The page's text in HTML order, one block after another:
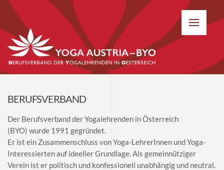
BERUFSVERBAND
Der Berufsverband der Yogalehrenden in Österreich
(BYO) wurde 1991 gegründet.
Er ist ein Zusammenschluss von Yoga-LehrerInnen und Yoga-
Interessierten auf ideeller Grundlage. Als gemeinnütziger
Verein ist er politisch und konfessionell unabhängig und neutral.